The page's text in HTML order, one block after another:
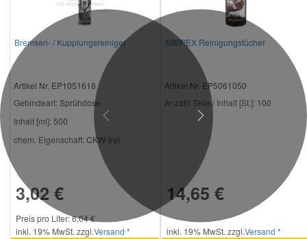
Bremsen- / Kupplungsreiniger
Artikel Nr. EP1051616
Gebindeart: Sprühdose
Inhalt [ml]: 500
chem. Eigenschaft: CKW-frei
3,02 €
Preis pro Liter: 6,04 €
inkl. 19% MwSt. zzgl.Versand *
SWIPEX Reinigungstücher
Artikel Nr. EP5061050
Anzahl Teile / Inhalt [St.]: 100
14,65 €
inkl. 19% MwSt. zzgl.Versand *
Previous Next